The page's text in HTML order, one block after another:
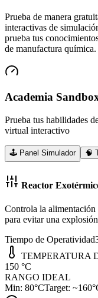
Prueba de manera
interactivas de
prueba tus
de manufactura química.
Academia
Prueba tus habilidades
virtual interactivo
🕹️ Panel Simulador 🧠
Reactor
Controla la alimentación
para evitar una
Tiempo de Operatividad
TEMPERATURA
150 °C
RANGO IDEAL
Min: 80°CTarget: